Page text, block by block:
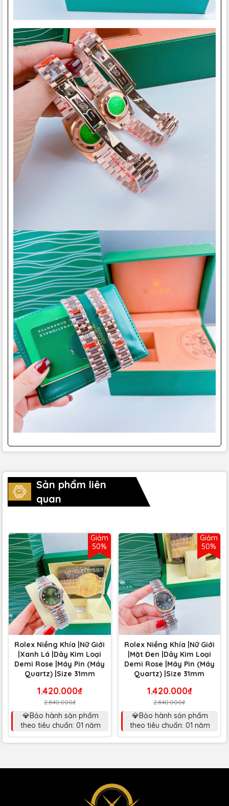
Sản phẩm liên
quan
Giảm
50%
Rolex Niềng Khía |Nữ Giới
|Xanh Lá |Dây Kim Loại
Demi Rose |Máy Pin (Máy
Quartz) |Size 31mm
1.420.000₫
2.840.000₫
💎Bảo hành sản phẩm
theo tiêu chuẩn: 01 năm
Giảm
50%
Rolex Niềng Khía |Nữ Giới
|Mặt Đen |Dây Kim Loại
Demi Rose |Máy Pin (Máy
Quartz) |Size 31mm
1.420.000₫
2.840.000₫
💎Bảo hành sản phẩm
theo tiêu chuẩn: 01 năm